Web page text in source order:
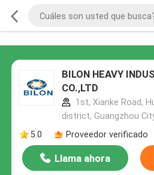
BILON HEAVY
CO.,LTD
1st, Xianke Road,
district, Guangzhou
5.0
Proveedor verificado
Llama ahora